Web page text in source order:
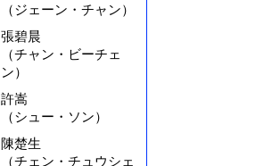
（ジェーン・チャン）
張碧晨
（チャン・ビーチェ
ン）
許嵩
（シュー・ソン）
陳楚生
（チェン・チュウシェ